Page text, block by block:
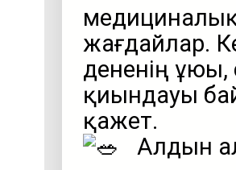
медициналық
жағдайлар.
дененің
қиындауы
қажет.
Алдын